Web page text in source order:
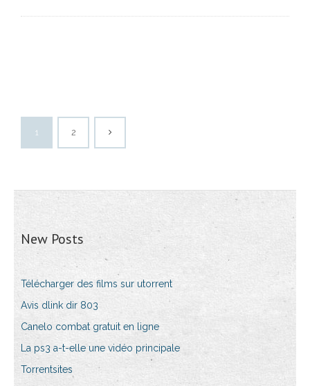
1 2
New Posts
Télécharger des films sur utorrent
Avis dlink dir 803
Canelo combat gratuit en ligne
La ps3 a-t-elle une vidéo principale
Torrentsites